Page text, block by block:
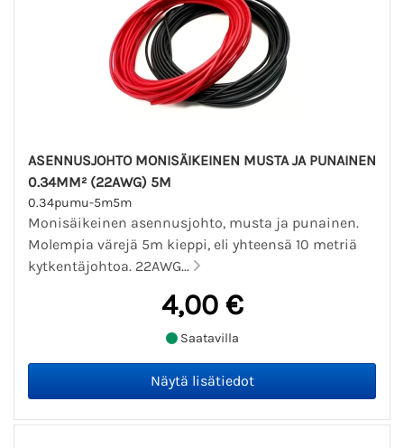
ASENNUSJOHTO MONISÄIKEINEN MUSTA JA PUNAINEN
0.34MM² (22AWG) 5M
0.34pumu-5m5m
Monisäikeinen asennusjohto, musta ja punainen.
Molempia värejä 5m kieppi, eli yhteensä 10 metriä
kytkentäjohtoa. 22AWG...
4,00 €
Saatavilla